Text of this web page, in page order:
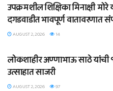
उपक्रमशील शिक्षिका मिनाक्षी
दगडवाडीत भावपूर्ण वातावरणात
AUGUST 2, 2026 14
लोकशाहीर अण्णाभाऊ साठे यांची
उत्साहात साजरी
AUGUST 2, 2026 97